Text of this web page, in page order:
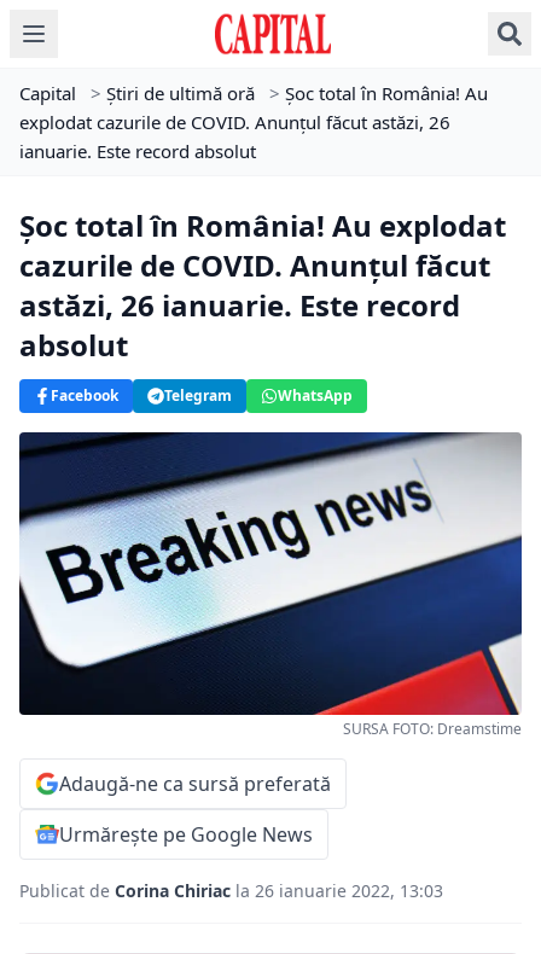
Capital > Știri de ultimă oră > Șoc total în România! Au
explodat cazurile de COVID. Anunțul făcut astăzi, 26
ianuarie. Este record absolut
Șoc total în România! Au explodat
cazurile de COVID. Anunțul făcut
astăzi, 26 ianuarie. Este record
absolut
Facebook Telegram WhatsApp
SURSA FOTO: Dreamstime
Adaugă-ne ca sursă preferată
Urmărește pe Google News
Publicat de Corina Chiriac la 26 ianuarie 2022, 13:03